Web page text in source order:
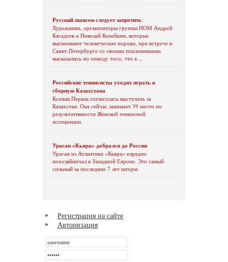
Русский шансон следует запретить
Художники, организаторы группы НОМ Андрей
Кагадеев и Николай Копейкин, которые
высмеивают человеческие пороки, при встрече в
Санкт-Петербурге со своими поклонниками
высказались по поводу того, что в ...
Российские теннисисты уходят играть в
сборную Казахстана
Ксения Первак согласилась выступать за
Казахстан. Она сейчас занимает 39 место по
результативности Женской теннисной
ассоциации.
Ураган «Кьяра» добрался до России
Ураган из Атлантики «Кьяра» изрядно
похозяйничал в Западной Европе. Это самый
сильный за последние 7 лет шторм.
Регистрация на сайте
Авторизация